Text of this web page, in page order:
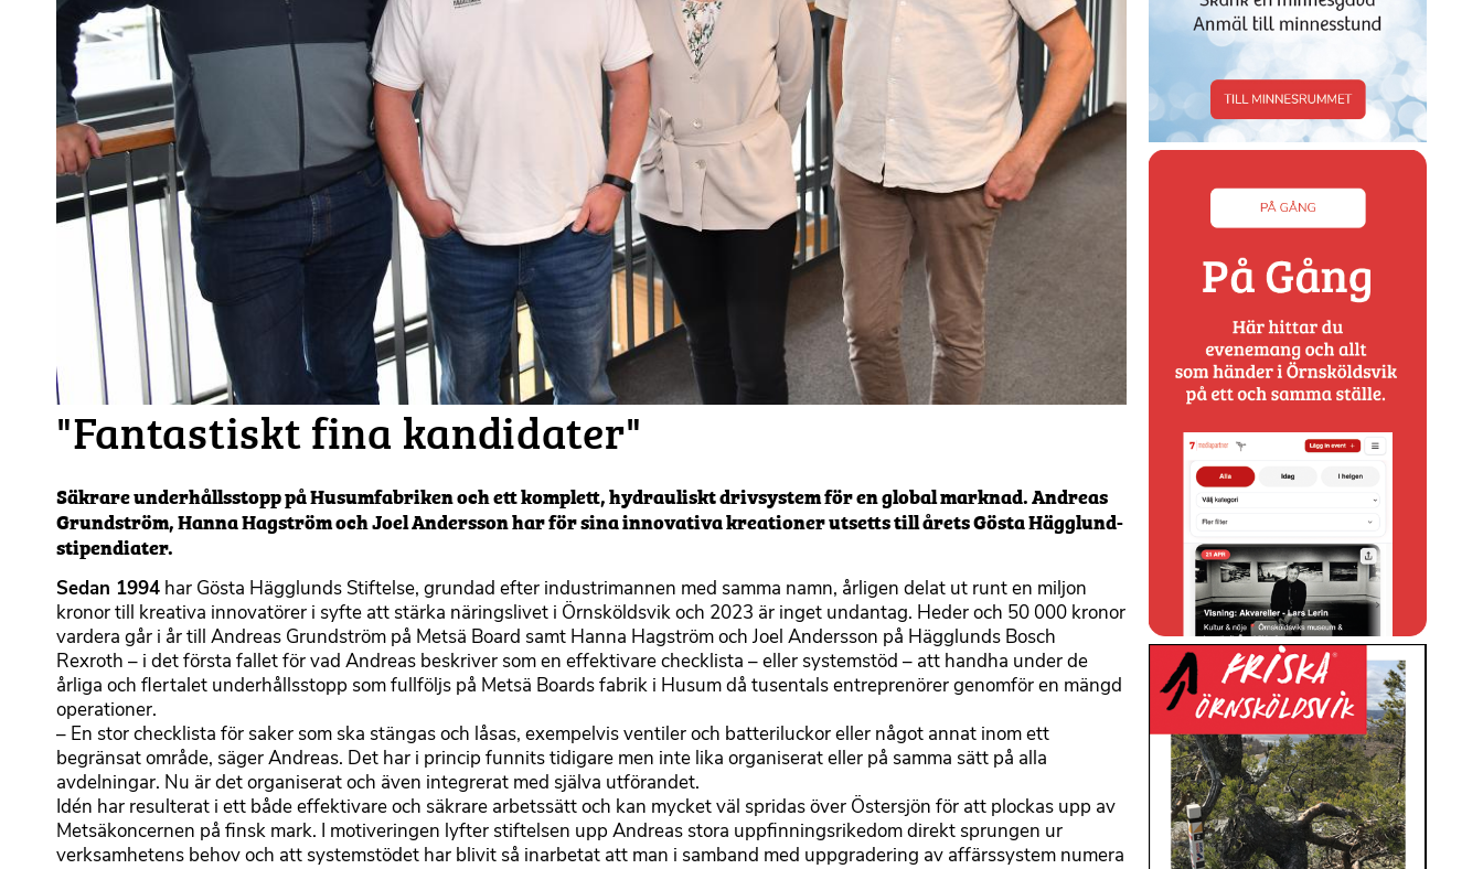
"Fantastiskt fina kandidater"
Säkrare underhållsstopp på Husumfabriken och ett komplett, hydrauliskt drivsystem för en global marknad. Andreas
Grundström, Hanna Hagström och Joel Andersson har för sina innovativa kreationer utsetts till årets Gösta Hägglund-
stipendiater.
Sedan 1994har Gösta Hägglunds Stiftelse, grundad efter industrimannen med samma namn, årligen delat ut runt en miljon
kronor till kreativa innovatörer i syfte att stärka näringslivet i Örnsköldsvik och 2023 är inget undantag. Heder och 50 000 kronor
vardera går i år till Andreas Grundström på Metsä Board samt Hanna Hagström och Joel Andersson på Hägglunds Bosch
Rexroth ­– i det första fallet för vad Andreas beskriver som en effektivare checklista – eller systemstöd – att handha under de
årliga och flertalet underhållsstopp som fullföljs på Metsä Boards fabrik i Husum då tusentals entreprenörer genomför en mängd
operationer.
–­ En stor checklista för saker som ska stängas och låsas, exempelvis ventiler och batteriluckor eller något annat inom ett
begränsat område, säger Andreas. Det har i princip funnits tidigare men inte lika organiserat eller på samma sätt på alla
avdelningar. Nu är det organiserat och även integrerat med själva utförandet.
Idén har resulterat i ett både effektivare och säkrare arbetssätt och kan mycket väl spridas över Östersjön för att plockas upp av
Metsäkoncernen på finsk mark. I motiveringen lyfter stiftelsen upp Andreas stora uppfinningsrikedom direkt sprungen ur
verksamhetens behov och att systemstödet har blivit så inarbetat att man i samband med uppgradering av affärssystem numera